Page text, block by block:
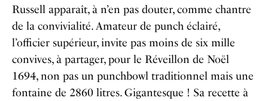
Russell apparaît, à n’en pas douter, comme chantre
de la convivialité. Amateur de punch éclairé,
l’officier supérieur, invite pas moins de six mille
convives, à partager, pour le Réveillon de Noël
1694, non pas un punchbowl traditionnel mais une
fontaine de 2860 litres. Gigantesque ! Sa recette à